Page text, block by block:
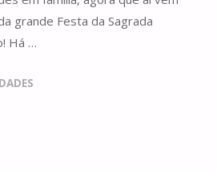
grande Festa da Sagrada
Há …